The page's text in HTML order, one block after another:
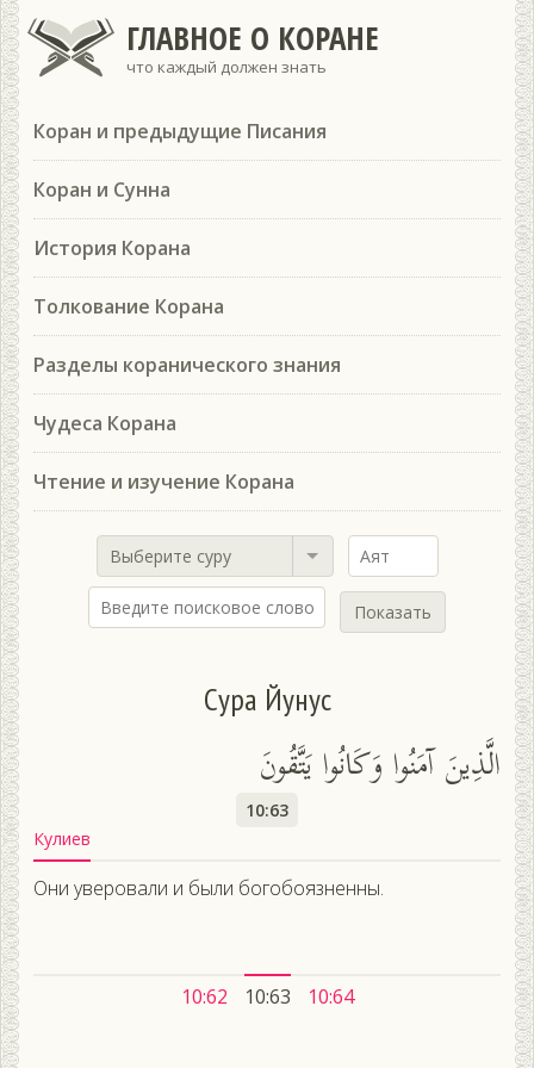
ГЛАВНОЕ О КОРАНЕ
что каждый должен знать
Коран и предыдущие Писания
Коран и Сунна
История Корана
Толкование Корана
Разделы коранического знания
Чудеса Корана
Чтение и изучение Корана
Выберите суру
Показать
Сура Йунус
الَّذِينَ آمَنُوا وَكَانُوا يَتَّقُونَ
10:63
Кулиев
Они уверовали и были богобоязненны.
10:62 10:63 10:64